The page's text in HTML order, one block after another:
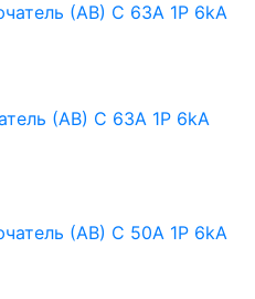
(АВ) C 63A 1P 6kA